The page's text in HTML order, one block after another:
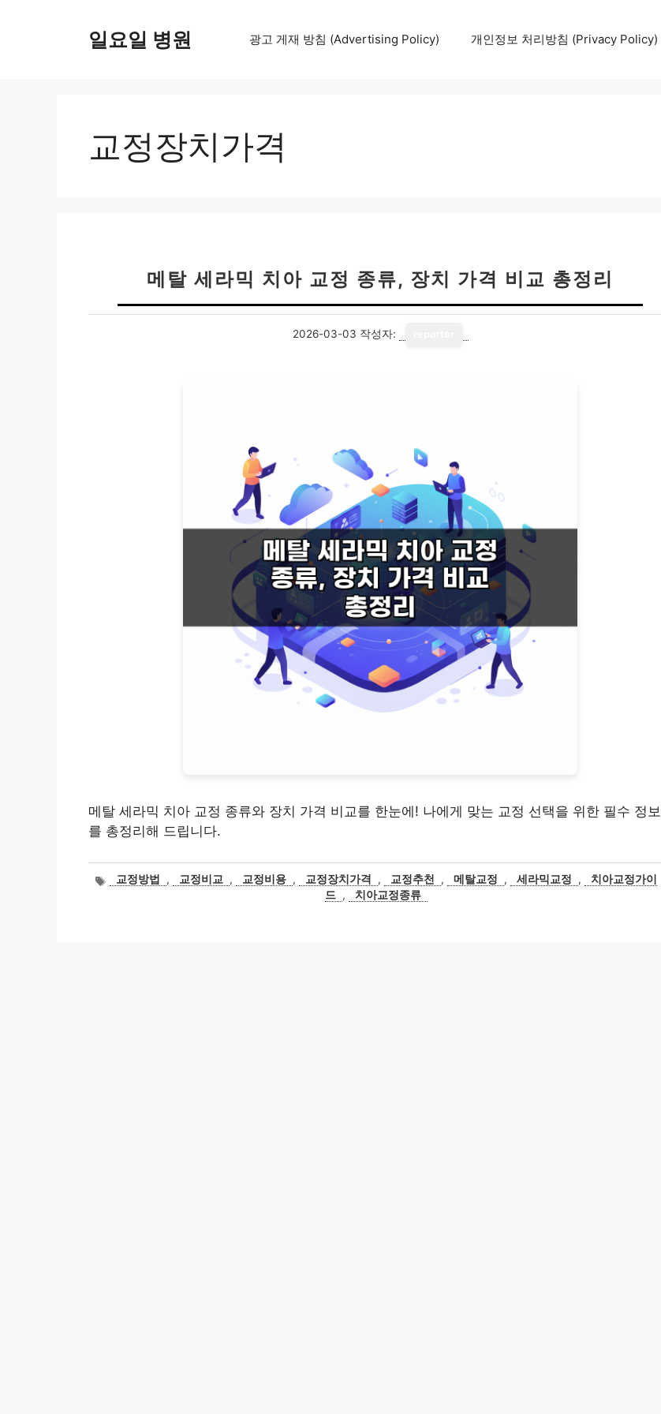
일요일 병원 광고 게재 방침 (Advertising Policy) 개인정보 처리방침 (Privacy Policy)
교정장치가격
메탈 세라믹 치아 교정 종류, 장치 가격 비교 총정리
2026-03-03 작성자:
메탈 세라믹 치아 교정 종류와 장치 가격 비교를 한눈에! 나에게 맞는 교정 선택을 위한 필수 정보
를 총정리해 드립니다.
태교정방법 , 교정비교 , 교정비용 , 교정장치가격 , 교정추천 , 메탈교정 , 세라믹교정 ,
치아교정가이
드 , 치아교정종류